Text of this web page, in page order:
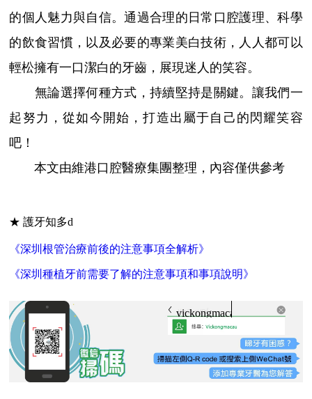
的個人魅力與自信。通過合理的日常口腔護理、科學
的飲食習慣，以及必要的專業美白技術，人人都可以
輕松擁有一口潔白的牙齒，展現迷人的笑容。
無論選擇何種方式，持續堅持是關鍵。讓我們一
起努力，從如今開始，打造出屬于自己的閃耀笑容
吧！
本文由維港口腔醫療集團整理，內容僅供參考
★ 護牙知多d
《深圳根管治療前後的注意事項全解析》
《深圳種植牙前需要了解的注意事項和事項說明》
vickongmacau